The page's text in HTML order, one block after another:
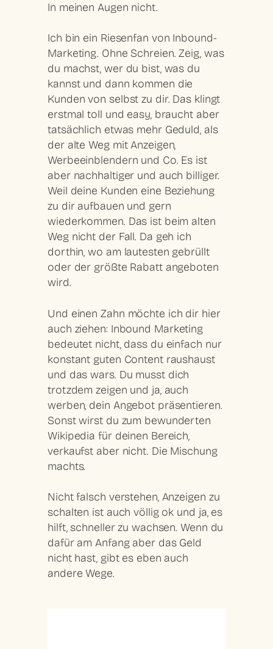
In meinen Augen nicht.
Ich bin ein Riesenfan von Inbound-
Marketing. Ohne Schreien. Zeig, was
du machst, wer du bist, was du
kannst und dann kommen die
Kunden von selbst zu dir. Das klingt
erstmal toll und easy, braucht aber
tatsächlich etwas mehr Geduld, als
der alte Weg mit Anzeigen,
Werbeeinblendern und Co. Es ist
aber nachhaltiger und auch billiger.
Weil deine Kunden eine Beziehung
zu dir aufbauen und gern
wiederkommen. Das ist beim alten
Weg nicht der Fall. Da geh ich
dorthin, wo am lautesten gebrüllt
oder der größte Rabatt angeboten
wird.
Und einen Zahn möchte ich dir hier
auch ziehen: Inbound Marketing
bedeutet nicht, dass du einfach nur
konstant guten Content raushaust
und das wars. Du musst dich
trotzdem zeigen und ja, auch
werben, dein Angebot präsentieren.
Sonst wirst du zum bewunderten
Wikipedia für deinen Bereich,
verkaufst aber nicht. Die Mischung
machts.
Nicht falsch verstehen, Anzeigen zu
schalten ist auch völlig ok und ja, es
hilft, schneller zu wachsen. Wenn du
dafür am Anfang aber das Geld
nicht hast, gibt es eben auch
andere Wege.